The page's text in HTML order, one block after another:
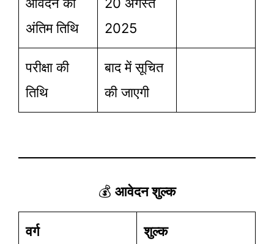
आवेदन की
अंतिम तिथि
20 अगस्त
2025
परीक्षा की
तिथि
बाद में सूचित
की जाएगी
💰 आवेदन शुल्क
वर्ग शुल्क